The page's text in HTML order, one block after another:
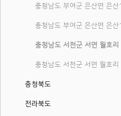
충청북도
전라북도